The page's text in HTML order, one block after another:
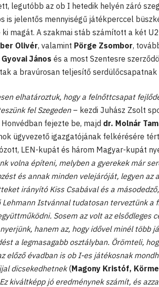
legutóbb az ob I hetedik helyén záró
is jelentős mennyiségű játékperccel
magát. A szakmai stáb számított a két
Olivér, valamint Pörge Zsombor,
Gyovai János és a most Szentesre
a bravúrosan teljesítő serdülőcsapatnak
elhatároztuk, hogy a felnőttcsapat
fel Szegeden– kezdi Juhász Zsolt
fejezte be, majd dr. Molnár
ügyvezető igazgatójának felkérésére
LEN-kupát és három Magyar-kupát
volna építeni, melyben a gyerekek már
és annak minden velejáróját, legyen az
irányító Kiss Csabával és a
Istvánnal tudatosan terveztünk a
Sosem az volt az elsődleges
hanem az, hogy idővel minél több
a legmasagabb osztályban. Örömteli,
előző évadban is ob I-es játékosnak
dicsekedhetnek(Magony Kristóf,
kiváltképp jó eredménynek számít, és